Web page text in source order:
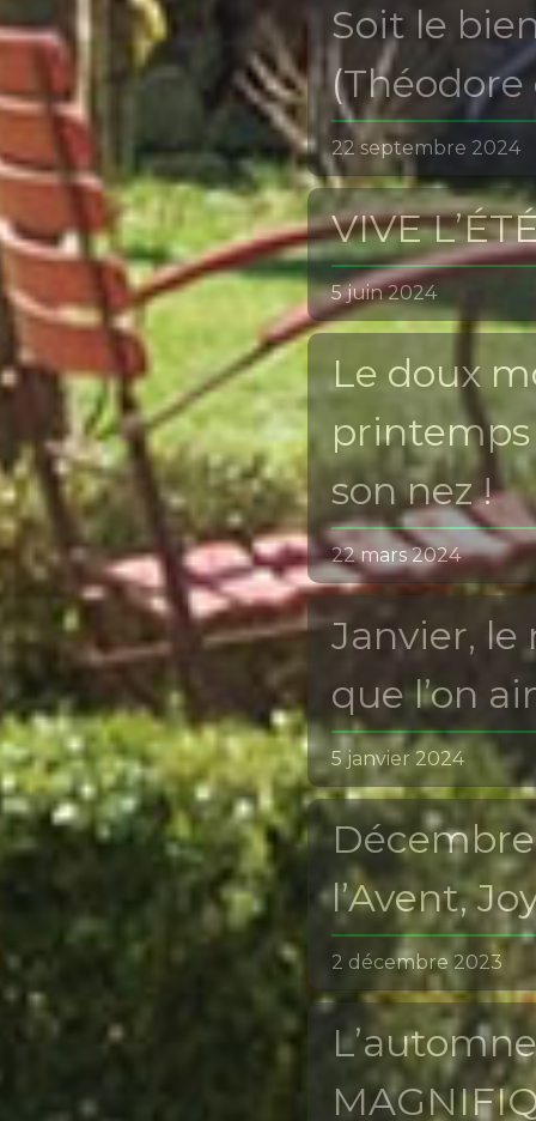
Soit le
(Théodore
22 septembre 2024
VIVE
5 juin 2024
Le doux
son nez !
22 mars 2024
Janvier,
que l’on
5 janvier 2024
l’Avent,
2 décembre 2023